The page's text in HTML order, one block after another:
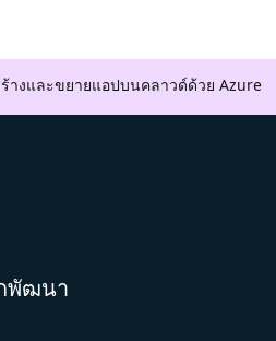
างและขยายแอปบนคลาวด์ด้วย Azure
พัฒนา